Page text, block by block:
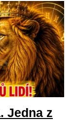
Jedna z